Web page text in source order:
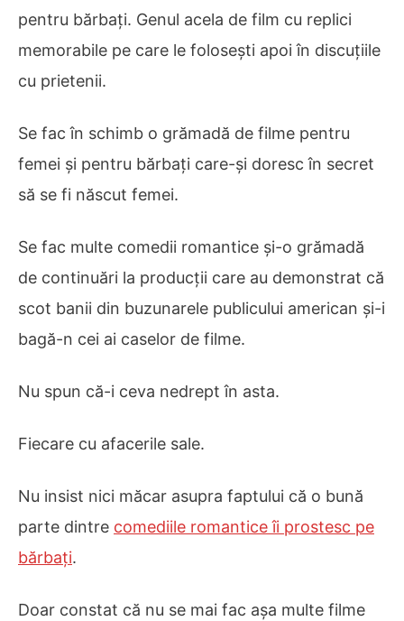
pentru bărbați. Genul acela de film cu replici
memorabile pe care le folosești apoi în discuțiile
cu prietenii.
Se fac în schimb o grămadă de filme pentru
femei și pentru bărbați care-și doresc în secret
să se fi născut femei.
Se fac multe comedii romantice și-o grămadă
de continuări la producții care au demonstrat că
scot banii din buzunarele publicului american și-i
bagă-n cei ai caselor de filme.
Nu spun că-i ceva nedrept în asta.
Fiecare cu afacerile sale.
Nu insist nici măcar asupra faptului că o bună
parte dintre comediile romantice îi prostesc pe
bărbați.
Doar constat că nu se mai fac așa multe filme